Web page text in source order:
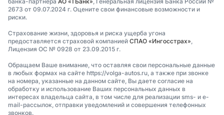
2673 от 09.07.2024 г. Оцените свои финансовые возможности и
риски.
Страхование жизни, здоровья и риска ущерба угона
предоставляется страховой компанией СПАО «Ингосстрах»
Лицензия ОС № 0928 от 23.09.2015 г.
Обращаем Ваше внимание, что оставляя свои персональные данные
в любых формах на сайте https://volga-autos.ru, а также при звонке
на номера, указанные на данном сайте, Вы даете согласие на
обработку и использование Ваших персональных данных в
интересах владельца сайта, в том числе для реализации sms- и e-
mail-рассылок, отправки уведомлений и совершения телефонных
звонков.